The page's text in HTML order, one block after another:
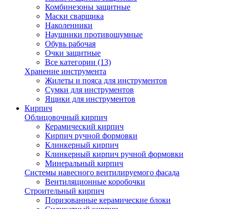
Комбинезоны защитные
Маски сварщика
Наколенники
Наушники противошумные
Обувь рабочая
Очки защитные
Все категории (13)
Хранение инструмента
Жилеты и пояса для инструментов
Сумки для инструментов
Ящики для инструментов
Кирпич
Облицовочный кирпич
Керамический кирпич
Кирпич ручной формовки
Клинкерный кирпич
Клинкерный кирпич ручной формовки
Минеральный кирпич
Системы навесного вентилируемого фасада
Вентиляционные коробочки
Строительный кирпич
Поризованные керамические блоки